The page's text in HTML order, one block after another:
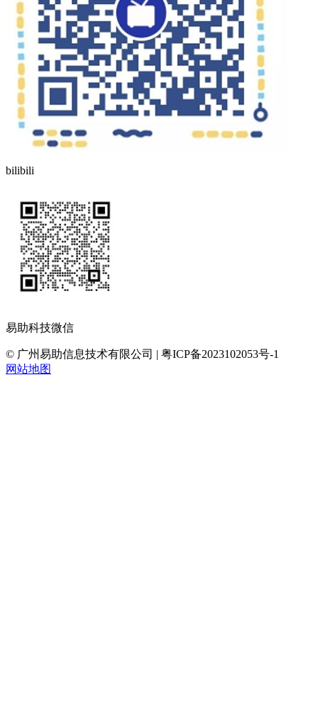
bilibili
易助科技微信
© 广州易助信息技术有限公司 | 粤ICP备2023102053号-1
网站地图